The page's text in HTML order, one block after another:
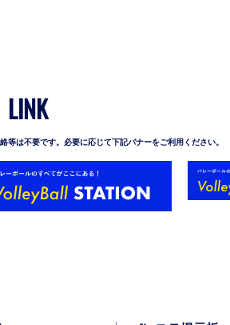
LINK
等は不要です。必要に応じて下記バナーをご利用ください。